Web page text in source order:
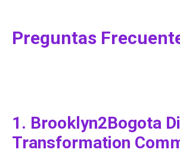
Preguntas
1. Brooklyn2Bogota
Transformation